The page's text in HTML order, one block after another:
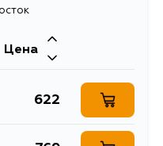
Цена
622